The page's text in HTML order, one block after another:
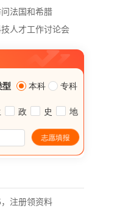
法国和希腊
人才工作讨论会
注册领资料